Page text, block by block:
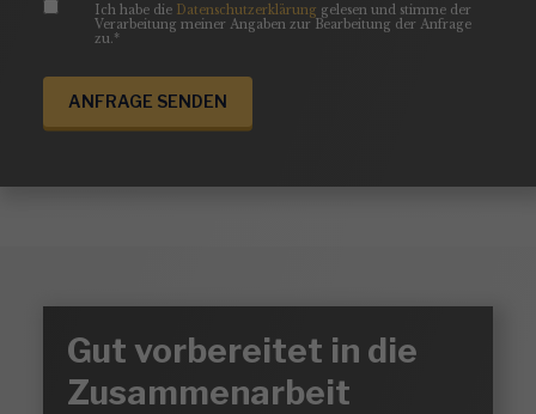
Ich habe die Datenschutzerklärung gelesen und stimme der
Verarbeitung meiner Angaben zur Bearbeitung der Anfrage
zu.*
ANFRAGE SENDEN
Gut vorbereitet in die
Zusammenarbeit